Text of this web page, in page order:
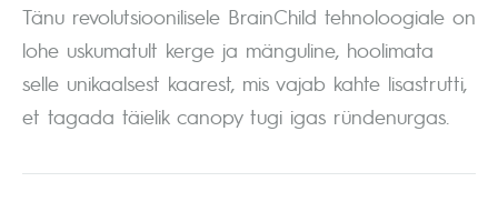
Tänu revolutsioonilisele BrainChild tehnoloogiale on
lohe uskumatult kerge ja mänguline, hoolimata
selle unikaalsest kaarest, mis vajab kahte lisastrutti,
et tagada täielik canopy tugi igas ründenurgas.